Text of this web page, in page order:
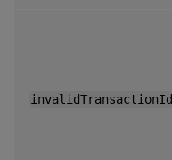
invalidTransactionId